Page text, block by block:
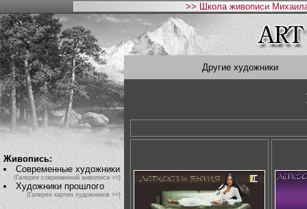
>> Школа живописи
Живопись:
Современные художники
(Галерея современной живописи >>)
Художники прошлого
(Галерея картин художников >>)
Другие художники